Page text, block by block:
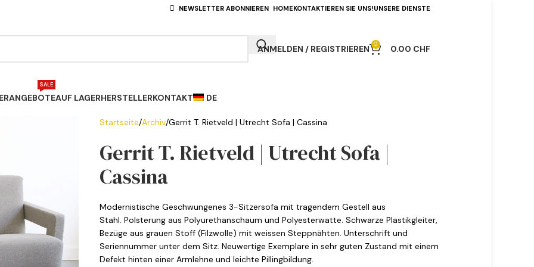
NEWSLETTER ABONNIEREN HOMEKONTAKTIEREN SIE UNS!UNSERE DIENSTE
ANMELDEN / REGISTRIEREN 0 0.00 CHF
SALE
AUF LAGERHERSTELLERKONTAKT DE
Startseite Archiv Gerrit T. Rietveld | Utrecht Sofa | Cassina
Gerrit T. Rietveld | Utrecht Sofa |
Cassina
Modernistische Geschwungenes 3-Sitzersofa mit tragendem Gestell aus
Stahl. Polsterung aus Polyurethanschaum und Polyesterwatte. Schwarze Plastikgleiter,
Bezüge aus grauen Stoff (Filzwolle) mit weissen Steppnähten. Unterschrift und
Seriennummer unter dem Sitz. Neuwertige Exemplare in sehr guten Zustand mit einem
Defekt hinten einer Armlehne und leichte Pillingbildung.